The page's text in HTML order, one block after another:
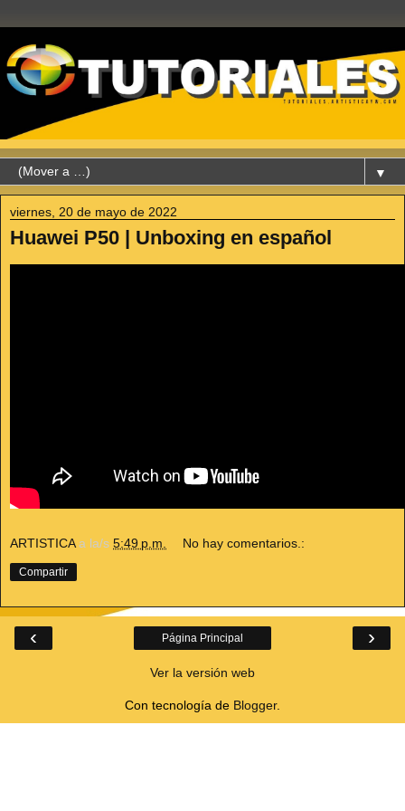
▼
viernes, 20 de mayo de 2022
Huawei P50 | Unboxing en español
ARTISTICA a la/s 5:49 p.m. No hay comentarios.:
Compartir
‹ ›
Página Principal
Ver la versión web
Con tecnología de Blogger.